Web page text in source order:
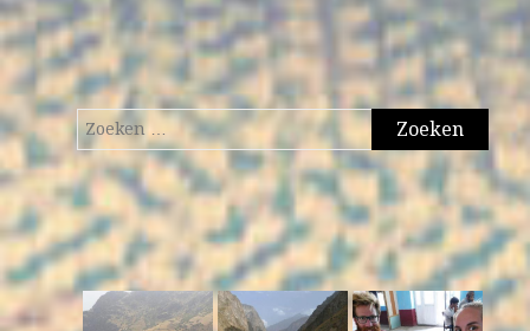
Zoeken
naar: